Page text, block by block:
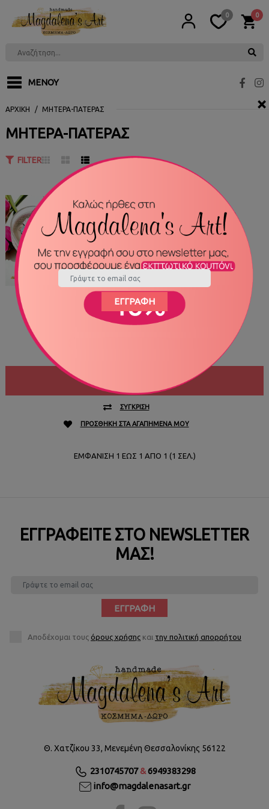
0 0
ΜΕΝΟΎ
ΑΡΧΙΚΉ ΜΗΤΈΡΑ-ΠΑΤΈΡΑΣ
ΜΗΤΈΡΑ-ΠΑΤΈΡΑΣ
FILTER
10 Λόγoι που σ’ αγαπώ
Mom2301
18,00€
ΚΩΔΙΚΌΣ ΠΡΟΪΌΝΤΟΣ
ΔΙΑΘΕΣΙΜΌΤΗΤΑ
ΣΎΓΚΡΙΣΗ
ΠΡΟΣΘΉΚΗ ΣΤΑ ΑΓΑΠΗΜΈΝΑ ΜΟΥ
ΕΜΦΆΝΙΣΗ 1 ΈΩΣ 1 ΑΠΌ 1 (1 ΣΕΛ.)
ΕΓΓΡΑΦΕΊΤΕ ΣΤΟ NEWSLETTER
ΜΑΣ!
ΕΓΓΡΑΦΉ
Αποδέχομαι τους όρους χρήσης και την πολιτική απορρήτου
Θ. Χατζίκου 33, Μενεμένη Θεσσαλονίκης 56122
2310745707&6949383298
info@magdalenasart.gr
×
ΕΓΓΡΑΦΉ